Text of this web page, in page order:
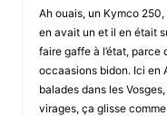
Ah ouais, un Kymco
en avait un et il en était
faire gaffe à l’état, parce
occaasions bidon. Ici en
balades dans les
virages, ça glisse